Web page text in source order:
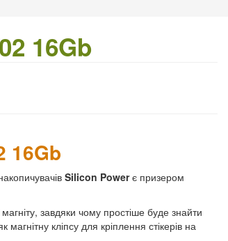
16Gb
16Gb
Silicon Powerє призером
магніту, завдяки чому простіше буде знайти
кліпсу для кріплення стікерів на